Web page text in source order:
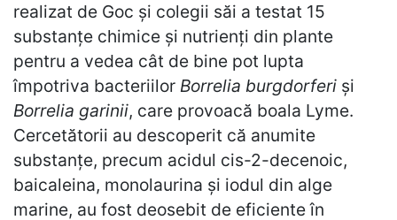
realizat de Goc și colegii săi a testat 15
substanțe chimice și nutrienți din plante
pentru a vedea cât de bine pot lupta
împotriva bacteriilor Borrelia burgdorferi și
Borrelia garinii, care provoacă boala Lyme.
Cercetătorii au descoperit că anumite
substanțe, precum acidul cis-2-decenoic,
baicaleina, monolaurina și iodul din alge
marine, au fost deosebit de eficiente în